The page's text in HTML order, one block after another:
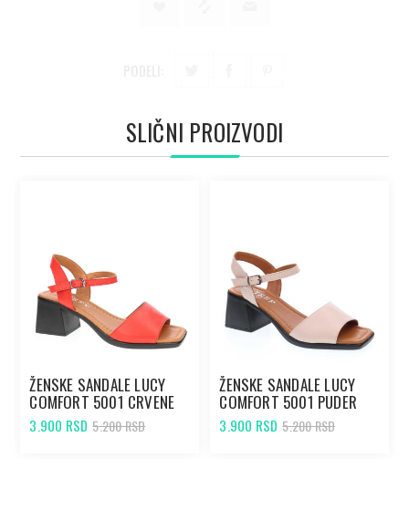
SLIČNI PROIZVODI
ŽENSKE SANDALE LUCY
COMFORT 5001 CRVENE
3.900 RSD 5.200 RSD
ŽENSKE SANDALE LUCY
COMFORT 5001 PUDER
3.900 RSD 5.200 RSD